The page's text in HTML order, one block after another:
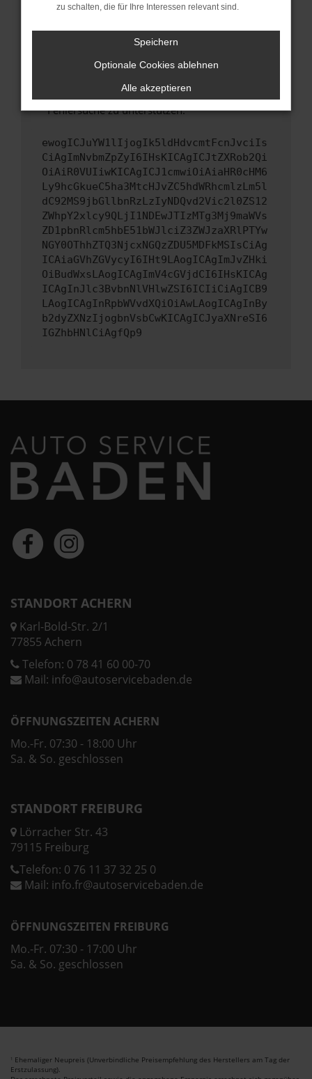
unterstützt werden.
Wende dich an den Webseitenbetreiber.
Wenn du alle oben genannten Schritte versucht
hast, kontaktiere uns bitte. Wir werden
uns diesen Text schicken, um uns bei der
Fehlersuche zu unterstützen:
ewogICJuYW1lIjogIk5ldHdvcmtFcnJvciIs
CiAgImNvbmZpZyI6IHsKICAgICJtZXRob2Qi
OiAiR0VUIiwKICAgICJ1cmwiOiAiaHR0cHM6
Ly9hcGkueC5ha3MtcHJvZC5hdWRhcmlzLm5l
dC92MS9jbGllbnRzLzIyNDQvd2Vic2l0ZS12
ZWhpY2xlcy9QLjI1NDEwJTIzMTg3Mj9maWVs
ZD1pbnRlcm5hbE51bWJlciZ3ZWJzaXRlPTYw
NGY0OThhZTQ3NjcxNGQzZDU5MDFkMSIsCiAg
ICAiaGVhZGVycyI6IHt9LAogICAgImJvZHki
OiBudWxsLAogICAgImV4cGVjdCI6IHsKICAg
ICAgInJlc3BvbnNlVHlwZSI6ICIiCiAgICB9
LAogICAgInRpbWVvdXQiOiAwLAogICAgInBy
b2dyZXNzIjogbnVsbCwKICAgICJyaXNreSI6
IGZhbHNlCiAgfQp9
STANDORT ACHERN
Karl-Bold-Str. 2/1
77855 Achern
Telefon: 0 78 41 60 00-70
Mail: info@autoservicebaden.de
ÖFFNUNGSZEITEN ACHERN
Mo.-Fr. 07:30 - 18:00 Uhr
Sa. & So. geschlossen
STANDORT FREIBURG
Lörracher Str. 43
79115 Freiburg
Telefon: 0 76 11 37 32 25 0
Mail: info.fr@autoservicebaden.de
ÖFFNUNGSZEITEN FREIBURG
Mo.-Fr. 07:30 - 17:00 Uhr
Sa. & So. geschlossen
1 Ehemaliger Neupreis (Unverbindliche Preisempfehlung des Herstellers am Tag der
Erstzulassung).
zu schalten, die für Ihre Interessen relevant sind.
Speichern
Optionale Cookies ablehnen
Alle akzeptieren